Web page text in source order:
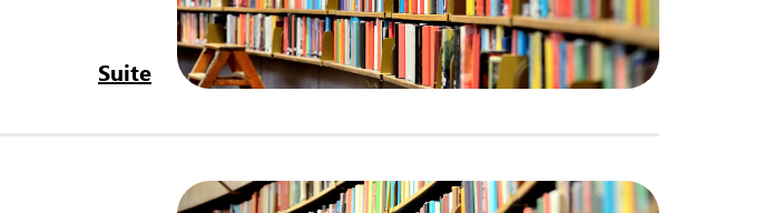
Suite